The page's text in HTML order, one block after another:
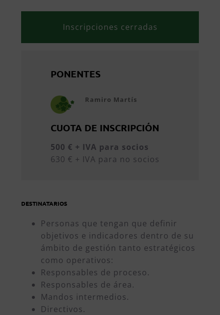
Inscripciones cerradas
PONENTES
Ramiro Martís
CUOTA DE INSCRIPCIÓN
500 € + IVA para socios
630 € + IVA para no socios
DESTINATARIOS
Personas que tengan que definir
objetivos e indicadores dentro de su
ámbito de gestión tanto estratégicos
como operativos:
Responsables de proceso.
Responsables de área.
Mandos intermedios.
Directivos.